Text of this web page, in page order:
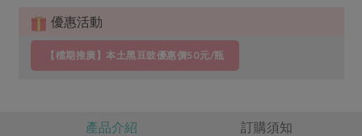
優惠活動
【檔期推廣】本土黑豆豉優惠價50元/瓶
產品介紹 訂購須知